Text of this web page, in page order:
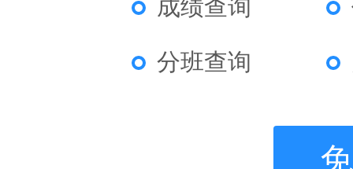
成绩查询
分班查询